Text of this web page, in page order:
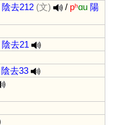
陰去212 (文) / pʰɑu 陽
陰去21
陰去33